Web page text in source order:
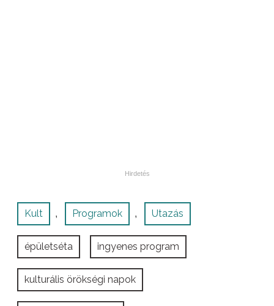
Kult , Programok , Utazás
épületséta ingyenes program
kulturális örökségi napok